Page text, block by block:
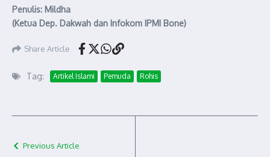
Penulis: Mildha
(Ketua Dep. Dakwah dan Infokom IPMI Bone)
Share Article
Tag: Artikel Islami Pemuda Rohis
Previous Article